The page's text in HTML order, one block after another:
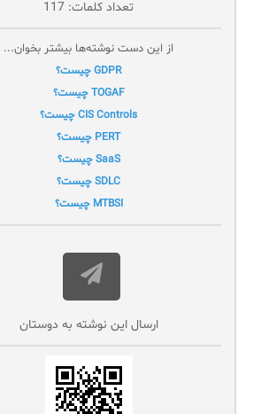
تعداد کلمات: 117
از این دست نوشته‌ها بیشتر بخوان...
GDPR چیست؟
TOGAF چیست؟
CIS Controls چیست؟
PERT چیست؟
SaaS چیست؟
SDLC چیست؟
MTBSI چیست؟
ارسال این نوشته به دوستان‌